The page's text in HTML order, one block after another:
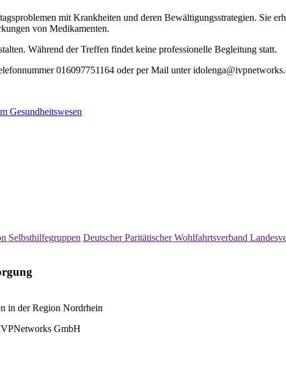
mit Krankheiten und deren Bewältigungsstrategien. Sie
von Medikamenten.
Während der Treffen findet keine professionelle Begleitung statt.
016097751164 oder per Mail unter
Gesundheitswesen
Selbsthilfegruppen Deutscher Paritätischer Wohlfahrtsverband
in der Region Nordrhein
GmbH